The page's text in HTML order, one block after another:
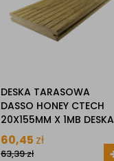
DESKA TARASOWA
DASSO HONEY CTECH
20X155MM X 1MB DESKA
BAMBUSOWA
60,45 zł
63,39zł